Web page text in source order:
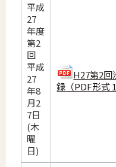
平成
27
年度
第2
回
平成
27
年8
月2
7日
(木
曜
日)
H27第2回
録（PDF形式